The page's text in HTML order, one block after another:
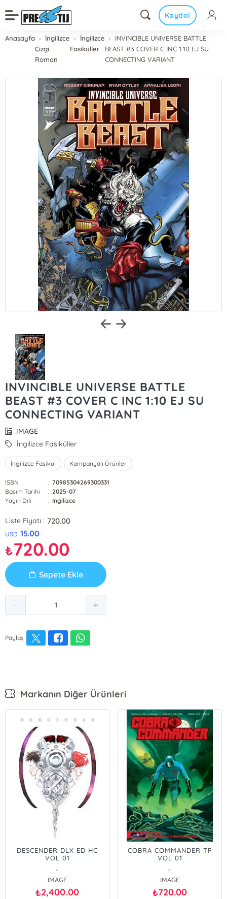
Kaydol
Anasayfa
İngilizce
Çizgi
Roman
İngilizce
Fasiküller
INVINCIBLE UNIVERSE BATTLE
BEAST #3 COVER C INC 1:10 EJ SU
CONNECTING VARIANT
INVINCIBLE UNIVERSE BATTLE
BEAST #3 COVER C INC 1:10 EJ SU
CONNECTING VARIANT
IMAGE
İngilizce Fasiküller
İngilizce Fasikül Kampanyalı Ürünler
ISBN : 70985304269300331
Basım Tarihi
: 2025-07
Yayın Dili
: İngilizce
Liste Fiyatı : 720.00
USD 15.00
₺720.00
Sepete Ekle
Paylaş
Markanın Diğer Ürünleri
DESCENDER DLX ED HC
VOL 01
-
IMAGE
₺2,400.00
COBRA COMMANDER TP
VOL 01
-
IMAGE
₺720.00